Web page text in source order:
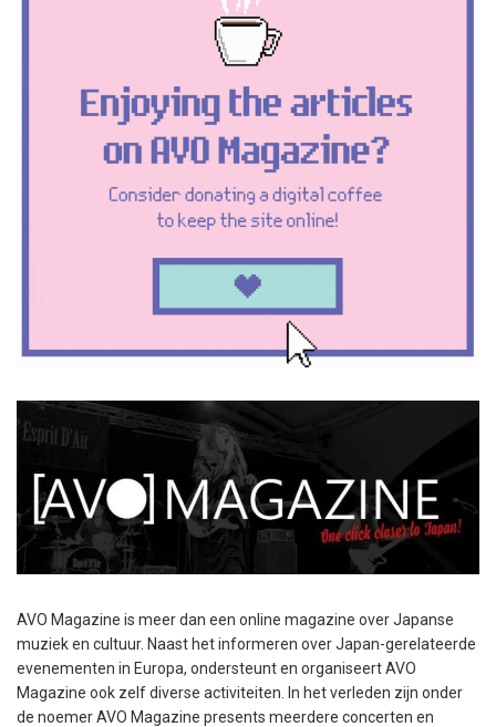
AVO Magazine is meer dan een online magazine over Japanse
muziek en cultuur. Naast het informeren over Japan-gerelateerde
evenementen in Europa, ondersteunt en organiseert AVO
Magazine ook zelf diverse activiteiten. In het verleden zijn onder
de noemer AVO Magazine presents meerdere concerten en